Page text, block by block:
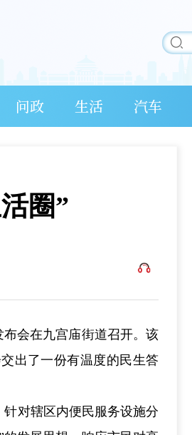
问政 生活 汽车
圈”
会在九宫庙街道召开。该
出了一份有温度的民生答
对辖区内便民服务设施分